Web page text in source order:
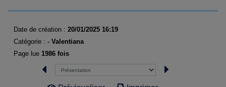
Date de création :20/01/2025 16:19
Catégorie :- Valentiana
Page lue 1986 fois